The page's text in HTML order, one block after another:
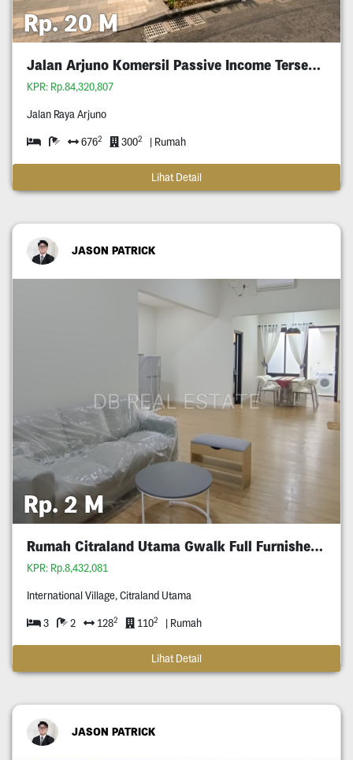
Rp. 20 M
Jalan Arjuno Komersil Passive Income Tersewa
KPR: Rp.84,320,807
Jalan Raya Arjuno
6762 3002 | Rumah
Lihat Detail
JASON PATRICK
Rp. 2 M
Rumah Citraland Utama Gwalk Full Furnished Murah
KPR: Rp.8,432,081
International Village, Citraland Utama
3 2 1282 1102 | Rumah
Lihat Detail
JASON PATRICK